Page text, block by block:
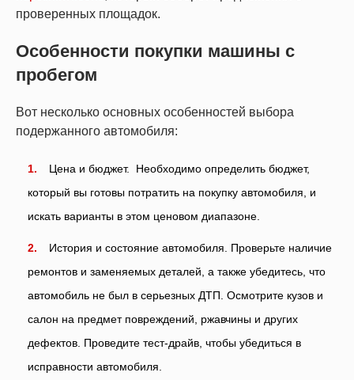
проверенных площадок.
Особенности покупки машины с
пробегом
Вот несколько основных особенностей выбора
подержанного автомобиля:
Цена и бюджет. Необходимо определить бюджет,
который вы готовы потратить на покупку автомобиля, и
искать варианты в этом ценовом диапазоне.
История и состояние автомобиля. Проверьте наличие
ремонтов и заменяемых деталей, а также убедитесь, что
автомобиль не был в серьезных ДТП. Осмотрите кузов и
салон на предмет повреждений, ржавчины и других
дефектов. Проведите тест-драйв, чтобы убедиться в
исправности автомобиля.